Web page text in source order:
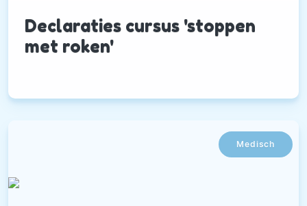
Declaraties cursus 'stoppen
met roken'
Medisch